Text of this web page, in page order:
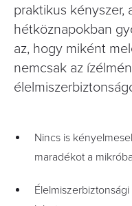
praktikus kényszer,
hétköznapokban
az, hogy miként
nemcsak az
Nincs is
maradékot a